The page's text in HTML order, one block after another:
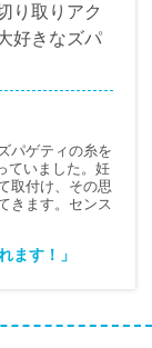
り取りアク
好きなズパ
パゲティの糸を
ていました。妊
取付け、その思
きます。センス
ます！」